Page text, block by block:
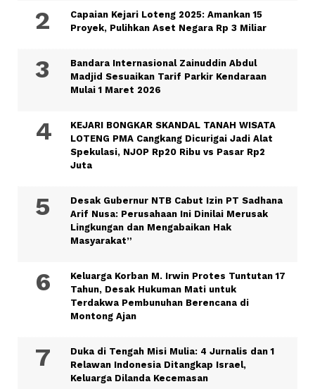
Capaian Kejari Loteng 2025: Amankan 15
Proyek, Pulihkan Aset Negara Rp 3 Miliar
Bandara Internasional Zainuddin Abdul
Madjid Sesuaikan Tarif Parkir Kendaraan
Mulai 1 Maret 2026
KEJARI BONGKAR SKANDAL TANAH WISATA
LOTENG PMA Cangkang Dicurigai Jadi Alat
Spekulasi, NJOP Rp20 Ribu vs Pasar Rp2
Juta
Desak Gubernur NTB Cabut Izin PT Sadhana
Arif Nusa: Perusahaan Ini Dinilai Merusak
Lingkungan dan Mengabaikan Hak
Masyarakat”
Keluarga Korban M. Irwin Protes Tuntutan 17
Tahun, Desak Hukuman Mati untuk
Terdakwa Pembunuhan Berencana di
Montong Ajan
Duka di Tengah Misi Mulia: 4 Jurnalis dan 1
Relawan Indonesia Ditangkap Israel,
Keluarga Dilanda Kecemasan